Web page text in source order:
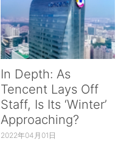
In Depth: As
Tencent Lays Off
Staff, Is Its ‘Winter’
Approaching?
2022年04月01日